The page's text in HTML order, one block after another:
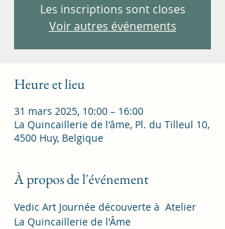
Les inscriptions sont closes
Voir autres événements
Heure et lieu
31 mars 2025, 10:00 – 16:00
La Quincaillerie de l'âme, Pl. du Tilleul 10,
4500 Huy, Belgique
À propos de l'événement
Vedic Art Journée découverte à  Atelier
La Quincaillerie de l'Âme